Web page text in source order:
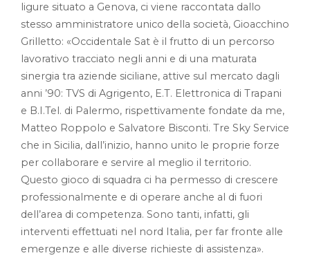
ligure situato a Genova, ci viene raccontata dallo
stesso amministratore unico della società, Gioacchino
Grilletto: «Occidentale Sat è il frutto di un percorso
lavorativo tracciato negli anni e di una maturata
sinergia tra aziende siciliane, attive sul mercato dagli
anni ’90: TVS di Agrigento, E.T. Elettronica di Trapani
e B.I.Tel. di Palermo, rispettivamente fondate da me,
Matteo Roppolo e Salvatore Bisconti. Tre Sky Service
che in Sicilia, dall’inizio, hanno unito le proprie forze
per collaborare e servire al meglio il territorio.
Questo gioco di squadra ci ha permesso di crescere
professionalmente e di operare anche al di fuori
dell’area di competenza. Sono tanti, infatti, gli
interventi effettuati nel nord Italia, per far fronte alle
emergenze e alle diverse richieste di assistenza».